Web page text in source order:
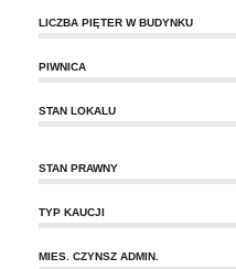
LICZBA PIĘTER W BUDYNKU
PIWNICA
STAN LOKALU
STAN PRAWNY
TYP KAUCJI
MIES. CZYNSZ ADMIN.